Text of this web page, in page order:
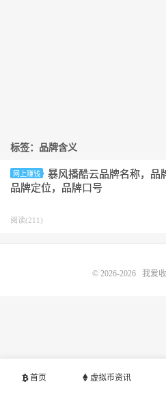
标签：品牌含义
网上赚钱
暴风播酷云品牌名称，品
品牌定位，品牌口号
阅读(211)
首页 虚拟币资讯
© 2026-2026 我爱